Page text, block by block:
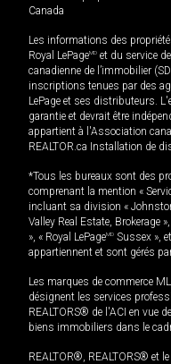
Canada
Les informations des
Royal LePageMD et du service
canadienne de l’immobilier
inscriptions tenues par des
LePage et ses distributeurs.
garantie et devrait être
appartient à l'Association
REALTOR.ca Installation de
*Tous les bureaux sont des
comprenant la mention «
incluant sa division «
Valley Real Estate, Brokerage
», « Royal LePageMD Sussex »,
appartiennent et sont gérés
Les marques de commerce
désignent les services
REALTORS® de l'ACI en vue
biens immobiliers dans le
REALTOR®, REALTORS® et